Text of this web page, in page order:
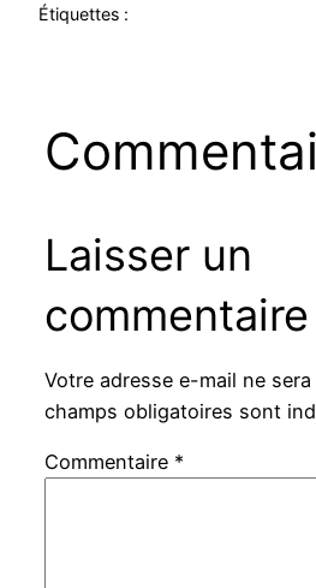
Étiquettes :
Laisser un
commentaire
Votre adresse e-mail ne
champs obligatoires sont
Commentaire *